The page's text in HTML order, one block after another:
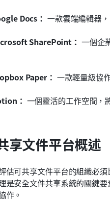
Docs： 一款雲端編輯器
SharePoint： 一個企
Paper： 一款輕量級協
： 一個靈活的工作空間，
享文件平台概述
估可共享文件平台的組織必
是安全文件共享系統的關鍵
作。